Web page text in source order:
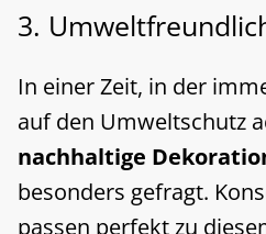
3.
In einer Zeit, in der
auf den Umweltschutz
nachhaltige
besonders gefragt.
passen perfekt zu